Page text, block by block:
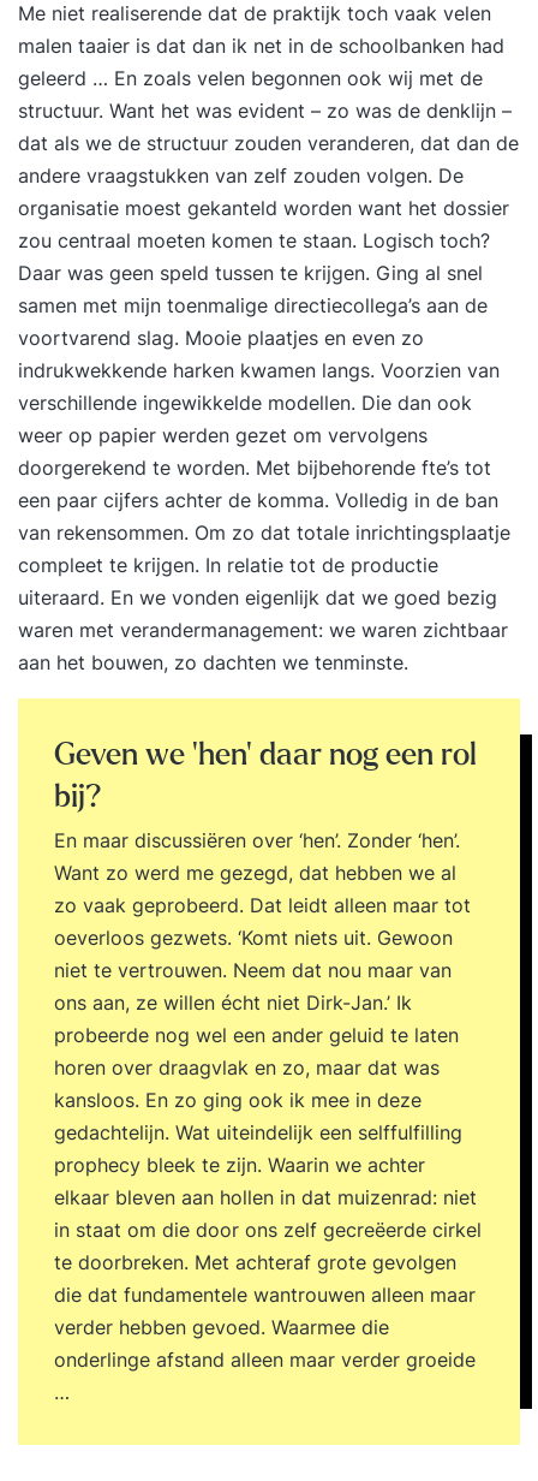
je werk én in je energie. Iets voor jou De training
‘Timemanagement’ is bedoeld voor professionals
die meer rendement, voldoening en focus uit hun
werkdag willen halen. Wat deze tweedaagse
training uniek maakt In de training
‘Timemanagement’ worden gedragspsychologie,
effectiviteitstechnieken en leiderschapsprincipes
gecombineerd. Je leert niet alleen je tijd te
managen, maar vooral het managen van jezelf.
Voordelen van deze tweedaagse opzet: Inzicht in
je persoonlijke gedragspatronen en tijdverbruik.
Meer focus op wat echt belangrijk is. Praktische
tools voor directe toepassing in je werk.
Resultaat Na deze training weet je hoe je een
optimaal productiviteitsritme creëert. Je hebt
overzicht, focus en controle over je werk. Je
werkt met meer impact en minder stress. Ook
weet je bewust te communiceren tijdens kritieke
momenten en vergroot je invloed in uitdagende
situaties. Je boekt zichtbaar betere resultaten en
effectief timemanagement werkelijk is en wat het
van jou vraagt. Inzicht in hoe jij je tijd momenteel
besteedt en waar winst te behalen is.
Energiegevers en energievreters: waar laad je van
op en waar loop je leeg. De relatie tussen
aandacht, focus en prestaties. Herkennen en
doorbreken van belemmerende denk- en
gedragspatronen. Prioriteiten stellen op basis van
impact in plaats van urgentie. Regie nemen over
je agenda, taken en verwachtingen. Formuleren
van persoonlijke leerdoelen en actiepunten voor
de komende periode. 17:00 uur Einde training
Dag 2 09:30 uur Start training Terugkoppeling op
de tussenliggende periode en behaalde
resultaten. Afrekenen met tijdverspillers,
onderbrekingen en uitstelgedrag. Omgaan met
werkdruk en stress zonder productiviteit te
verliezen. Grenzen stellen en effectief
verwachtingsmanagement. Focus houden in een
dynamische en veeleisende werkomgeving.
Helder en daadkrachtig communiceren over
Me niet realiserende dat de praktijk toch vaak velen
malen taaier is dat dan ik net in de schoolbanken had
geleerd … En zoals velen begonnen ook wij met de
structuur. Want het was evident – zo was de denklijn –
dat als we de structuur zouden veranderen, dat dan de
andere vraagstukken van zelf zouden volgen. De
organisatie moest gekanteld worden want het dossier
zou centraal moeten komen te staan. Logisch toch?
Daar was geen speld tussen te krijgen. Ging al snel
samen met mijn toenmalige directiecollega’s aan de
voortvarend slag. Mooie plaatjes en even zo
indrukwekkende harken kwamen langs. Voorzien van
verschillende ingewikkelde modellen. Die dan ook
weer op papier werden gezet om vervolgens
doorgerekend te worden. Met bijbehorende fte’s tot
een paar cijfers achter de komma. Volledig in de ban
van rekensommen. Om zo dat totale inrichtingsplaatje
compleet te krijgen. In relatie tot de productie
uiteraard. En we vonden eigenlijk dat we goed bezig
waren met verandermanagement: we waren zichtbaar
aan het bouwen, zo dachten we tenminste.
Geven we ‘hen’ daar nog een rol
bij?
En maar discussiëren over ‘hen’. Zonder ‘hen’.
Want zo werd me gezegd, dat hebben we al
zo vaak geprobeerd. Dat leidt alleen maar tot
oeverloos gezwets. ‘Komt niets uit. Gewoon
niet te vertrouwen. Neem dat nou maar van
ons aan, ze willen écht niet Dirk-Jan.’ Ik
probeerde nog wel een ander geluid te laten
horen over draagvlak en zo, maar dat was
kansloos. En zo ging ook ik mee in deze
gedachtelijn. Wat uiteindelijk een selffulfilling
prophecy bleek te zijn. Waarin we achter
elkaar bleven aan hollen in dat muizenrad: niet
in staat om die door ons zelf gecreëerde cirkel
te doorbreken. Met achteraf grote gevolgen
die dat fundamentele wantrouwen alleen maar
verder hebben gevoed. Waarmee die
onderlinge afstand alleen maar verder groeide
…